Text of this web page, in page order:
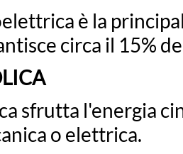
è la
circa il 15%
sfrutta l'energia
o elettrica.